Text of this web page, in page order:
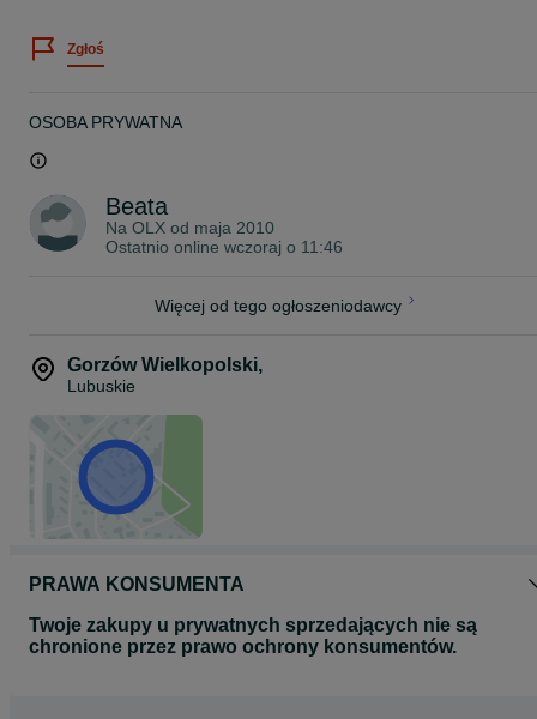
Zgłoś
OSOBA PRYWATNA
Beata
Na OLX od maja 2010
Ostatnio online wczoraj o 11:46
Więcej od tego ogłoszeniodawcy
Gorzów Wielkopolski,
Lubuskie
PRAWA KONSUMENTA
Twoje zakupy u prywatnych sprzedających nie są
chronione przez prawo ochrony konsumentów.